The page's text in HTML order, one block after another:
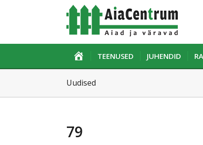
ESILEHT
TEENUSED JUHENDID
Uudised
79